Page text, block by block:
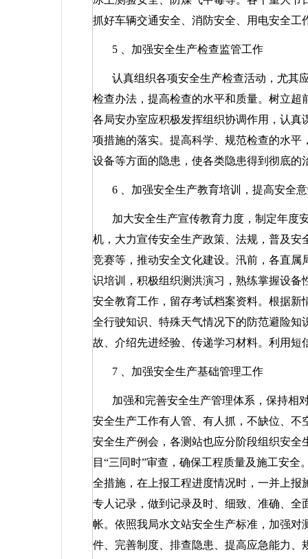
抓好车辆交通安全、消防安全、用电安全工
5 、加强安全生产检查监管工作
认真组织各项安全生产检查活动，尤其
检查办法，提高检查的水平和质量。树立
各局安办室应积极发挥组织协调作用，认
项措施的落实。提高科学、规范检查的水
设备等方面的隐患，使各类隐患得到彻底的
6 、加强安全生产教育培训，提高安全
加大安全生产宣传教育力度，制定年度
机，大力宣传安全生产政策、法规，普及
竞赛等，推动安全文化建设。汛前，各直
识培训，积极组织测洪演习，熟练掌握设
安全教育工作，留存考试档案资料。根据
全行驶知识、特殊天气情况下的防范避险
故、介绍先进经验、传递学习材料。利用短
7 、加强安全生产基础管理工作
加强和完善安全生产管理体系，保持相
安全生产工作有人管、有人抓，不缺位、
安全生产例会，各测站也应分阶段组织安
目“三同时”审查，确保工程质量及施工安
全措施，在上报工程进度情况时，一并上
专人记录，做到记录及时、细致、准确、
帐。依照我局水文站安全生产标准，加强
件、完善制度、排查隐患、提高应急能力